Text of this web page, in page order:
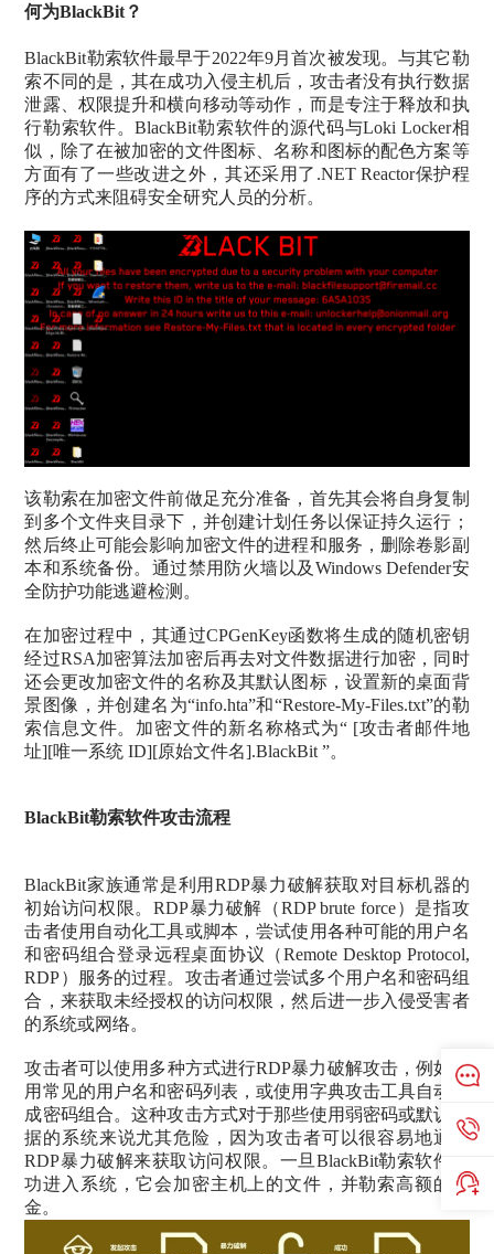
何为BlackBit？
BlackBit勒索软件最早于2022年9月首次被发现。与其它勒
索不同的是，其在成功入侵主机后，攻击者没有执行数据
泄露、权限提升和横向移动等动作，而是专注于释放和执
行勒索软件。BlackBit勒索软件的源代码与Loki Locker相
似，除了在被加密的文件图标、名称和图标的配色方案等
方面有了一些改进之外，其还采用了.NET Reactor保护程
序的方式来阻碍安全研究人员的分析。
该勒索在加密文件前做足充分准备，首先其会将自身复制
到多个文件夹目录下，并创建计划任务以保证持久运行；
然后终止可能会影响加密文件的进程和服务，删除卷影副
本和系统备份。通过禁用防火墙以及Windows Defender安
全防护功能逃避检测。
在加密过程中，其通过CPGenKey函数将生成的随机密钥
经过RSA加密算法加密后再去对文件数据进行加密，同时
还会更改加密文件的名称及其默认图标，设置新的桌面背
景图像，并创建名为“info.hta”和“Restore-My-Files.txt”的勒
索信息文件。加密文件的新名称格式为“ [攻击者邮件地
址][唯一系统 ID][原始文件名].BlackBit ”。
BlackBit勒索软件攻击流程
BlackBit家族通常是利用RDP暴力破解获取对目标机器的
初始访问权限。RDP暴力破解（RDP brute force）是指攻
击者使用自动化工具或脚本，尝试使用各种可能的用户名
和密码组合登录远程桌面协议（Remote Desktop Protocol,
RDP）服务的过程。攻击者通过尝试多个用户名和密码组
合，来获取未经授权的访问权限，然后进一步入侵受害者
的系统或网络。
攻击者可以使用多种方式进行RDP暴力破解攻击，例如使
用常见的用户名和密码列表，或使用字典攻击工具自动生
成密码组合。这种攻击方式对于那些使用弱密码或默认凭
据的系统来说尤其危险，因为攻击者可以很容易地通过
RDP暴力破解来获取访问权限。一旦BlackBit勒索软件成
功进入系统，它会加密主机上的文件，并勒索高额的赎
金。